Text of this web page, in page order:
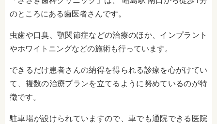
のところにある歯医者さんです。
虫歯や口臭、顎関節症などの治療のほか、インプラント
やホワイトニングなどの施術も行っています。
できるだけ患者さんの納得を得られる診療を心がけてい
て、複数の治療プランを立てるように努めているのが特
徴です。
駐車場が設けられていますので、車でも通院できる医院